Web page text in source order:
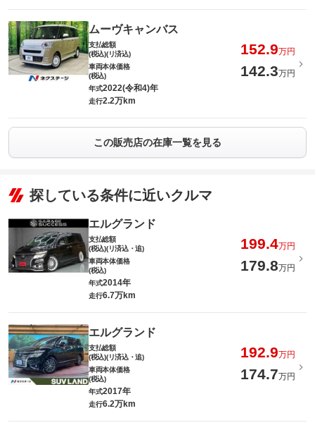
ムーヴキャンバス
支払総額
(税込)(リ済込)
152.9万円
車両本体価格
(税込)
142.3万円
年式2022(令和4)年
走行2.2万km
この販売店の在庫一覧を見る
探している条件に近いクルマ
エルグランド
支払総額
(税込)(リ済込・追)
199.4万円
車両本体価格
(税込)
179.8万円
年式2014年
走行6.7万km
エルグランド
支払総額
(税込)(リ済込・追)
192.9万円
車両本体価格
(税込)
174.7万円
年式2017年
走行6.2万km